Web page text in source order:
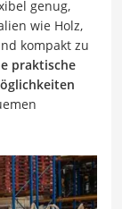
genug,
wie Holz,
kompakt zu
praktische